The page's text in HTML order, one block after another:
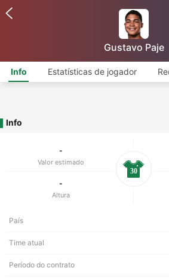
Gustavo Paje
Info Estatísticas de jogador
Info
-
Valor estimado
-
Altura
30
País
Time atual
Período do contrato